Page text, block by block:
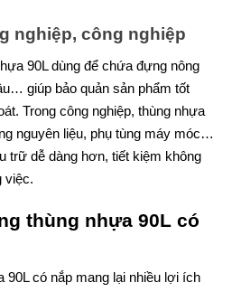
nghiệp, công nghiệp
90L dùng để chứa đựng nông
giúp bảo quản sản phẩm tốt
Trong công nghiệp, thùng nhựa
nguyên liệu, phụ tùng máy móc…
trữ dễ dàng hơn, tiết kiệm không
việc.
thùng nhựa 90L có
90L có nắp mang lại nhiều lợi ích